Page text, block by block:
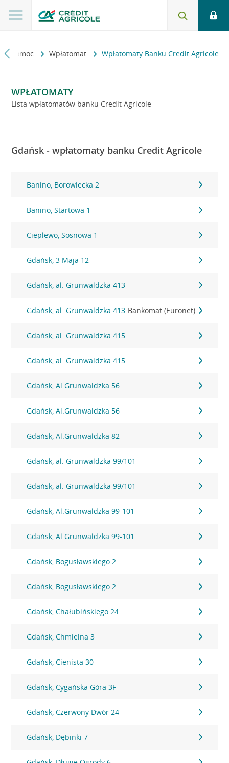
i pomoc Wpłatomat Wpłatomaty Banku Credit Agricole
WPŁATOMATY
Lista wpłatomatów banku Credit Agricole
Gdańsk - wpłatomaty banku Credit Agricole
Banino, Borowiecka 2
Banino, Startowa 1
Cieplewo, Sosnowa 1
Gdańsk, 3 Maja 12
Gdańsk, al. Grunwaldzka 413
Gdańsk, al. Grunwaldzka 413 Bankomat (Euronet)
Gdańsk, al. Grunwaldzka 415
Gdańsk, al. Grunwaldzka 415
Gdańsk, Al.Grunwaldzka 56
Gdańsk, Al.Grunwaldzka 56
Gdańsk, Al.Grunwaldzka 82
Gdańsk, al. Grunwaldzka 99/101
Gdańsk, al. Grunwaldzka 99/101
Gdańsk, Al.Grunwaldzka 99-101
Gdańsk, Al.Grunwaldzka 99-101
Gdańsk, Bogusławskiego 2
Gdańsk, Bogusławskiego 2
Gdańsk, Chałubińskiego 24
Gdańsk, Chmielna 3
Gdańsk, Cienista 30
Gdańsk, Cygańska Góra 3F
Gdańsk, Czerwony Dwór 24
Gdańsk, Dębinki 7